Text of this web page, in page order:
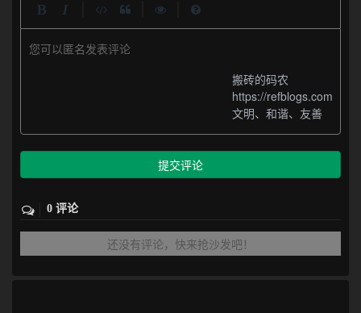
您可以匿名发表评论
搬砖的码农
https://refblogs.com
文明、和谐、友善
提交评论
0 评论
还没有评论，快来抢沙发吧！